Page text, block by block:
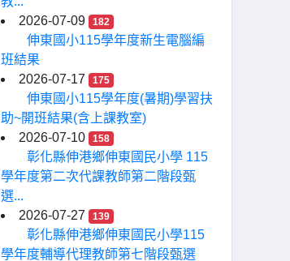
2026-07-09
182
伸東國小115學年度新生電腦編
班結果
2026-07-17
175
伸東國小115學年度(暑期)學習扶
助~開班結果(含上課教室)
2026-07-10
158
彰化縣伸港鄉伸東國民小學 115
學年度第二次代課教師第二階段甄
選...
2026-07-27
139
彰化縣伸港鄉伸東國民小學115
學年度輔導代理教師第七階段甄選